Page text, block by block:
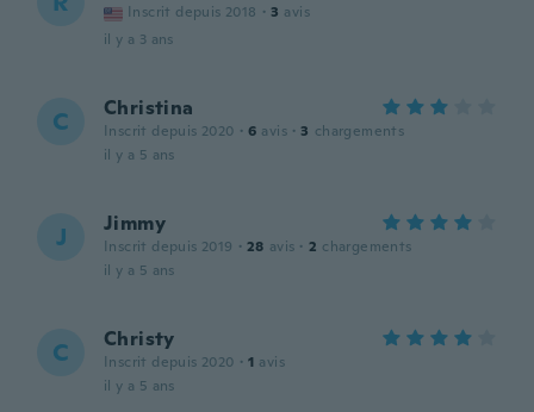
Inscrit depuis 2018 · 3 avis
il y a 3 ans
C Christina
Inscrit depuis 2020 · 6 avis · 3 chargements
il y a 5 ans
J Jimmy
Inscrit depuis 2019 · 28 avis · 2 chargements
il y a 5 ans
C Christy
Inscrit depuis 2020 · 1 avis
il y a 5 ans